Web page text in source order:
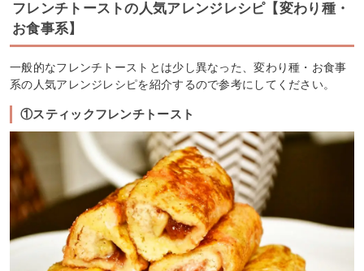
フレンチトーストの人気アレンジレシピ【変わり種・
お食事系】
一般的なフレンチトーストとは少し異なった、変わり種・お食事
系の人気アレンジレシピを紹介するので参考にしてください。
①スティックフレンチトースト